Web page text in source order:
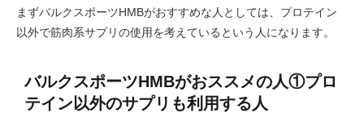
まずバルクスポーツHMBがおすすめな人としては、プロテイン
以外で筋肉系サプリの使用を考えているという人になります。
バルクスポーツHMBがおススメの人①プロ
テイン以外のサプリも利用する人